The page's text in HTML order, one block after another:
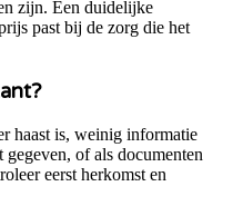
zijn. Een duidelijke
past bij de zorg die het
haast is, weinig informatie
of als documenten
eerst herkomst en